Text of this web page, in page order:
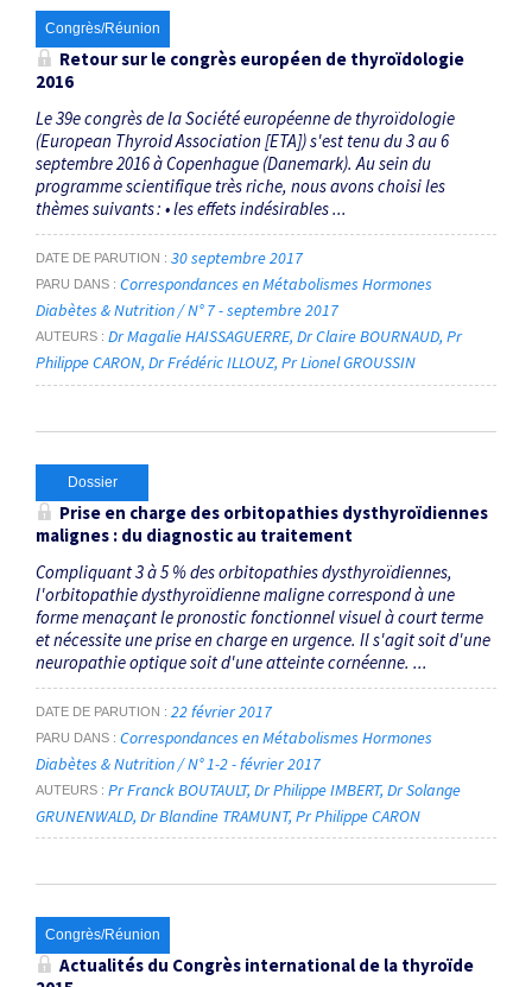
Congrès/Réunion
Retour sur le congrès européen de thyroïdologie
2016
Le 39e congrès de la Société européenne de thyroïdologie
(European Thyroid Association [ETA]) s'est tenu du 3 au 6
septembre 2016 à Copenhague (Danemark). Au sein du
programme scientifique très riche, nous avons choisi les
thèmes ­suivants : • les effets indésirables ...
DATE DE PARUTION 30 septembre 2017
PARU DANS
Correspondances en Métabolismes Hormones
Diabètes & Nutrition / N° 7 - septembre 2017
AUTEURS Dr Magalie HAISSAGUERRE Dr Claire BOURNAUD Pr
Philippe CARON Dr Frédéric ILLOUZ Pr Lionel GROUSSIN
Dossier
Prise en charge des orbitopathies dysthyroïdiennes
malignes : du diagnostic au traitement
Compliquant 3 à 5 % des orbitopathies dysthyroïdiennes,
l'orbitopathie dysthyroïdienne maligne correspond à une
forme menaçant le pronostic fonctionnel visuel à court terme
et nécessite une prise en charge en urgence. Il s'agit soit d'une
neuropathie optique soit d'une atteinte cornéenne. ...
DATE DE PARUTION 22 février 2017
PARU DANS
Correspondances en Métabolismes Hormones
Diabètes & Nutrition / N° 1-2 - février 2017
AUTEURS Pr Franck BOUTAULT Dr Philippe IMBERT Dr Solange
GRUNENWALD Dr Blandine TRAMUNT Pr Philippe CARON
Congrès/Réunion
Actualités du Congrès international de la thyroïde